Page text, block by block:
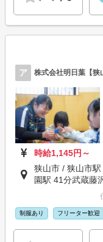
ア 株式会社明日葉【狭
時給1,145円～
狭山市 / 狭山市
園駅 41分武蔵藤
制服あり フリーター歓迎